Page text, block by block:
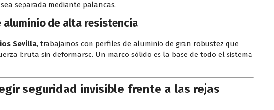
separada mediante palancas.
aluminio de alta resistencia
Sevilla, trabajamos con perfiles de aluminio de gran robustez que
bruta sin deformarse. Un marco sólido es la base de todo el sistema
seguridad invisible frente a las rejas